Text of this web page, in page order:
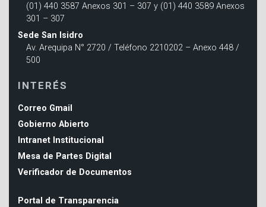
(01) 440 3587 Anexos 301 – 307 y (01) 440 3589 Anexos
301 – 307
Sede San Isidro
Av. Arequipa N° 2720 / Teléfono 2210202 – Anexo 448 /
500
INTERÉS
Correo Gmail
Gobierno Abierto
Intranet Institucional
Mesa de Partes Digital
Verificador de Documentos
Portal de Transparencia